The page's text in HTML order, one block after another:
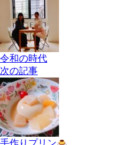
令和の時代
次の記事
手作りプリン